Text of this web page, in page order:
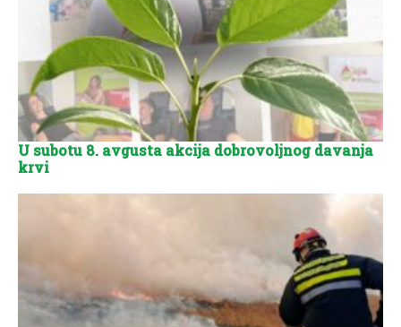
U subotu 8. avgusta akcija dobrovoljnog davanja
krvi